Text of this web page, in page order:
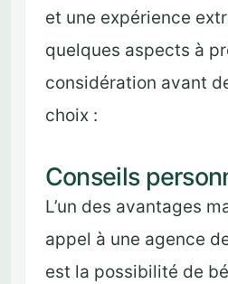
et une expérience
quelques aspects à
considération avant
choix :
Conseils
L’un des avantages
appel à une agence
est la possibilité de